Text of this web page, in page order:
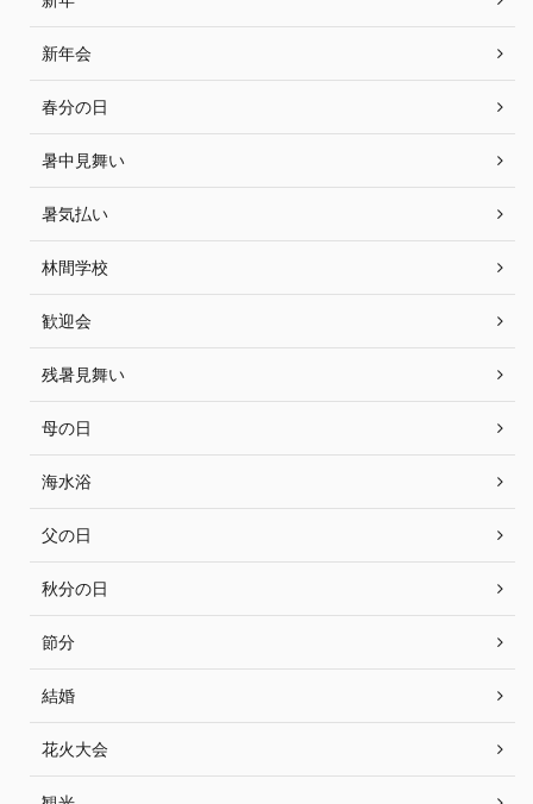
新年会
春分の日
暑中見舞い
暑気払い
林間学校
歓迎会
残暑見舞い
母の日
海水浴
父の日
秋分の日
節分
結婚
花火大会